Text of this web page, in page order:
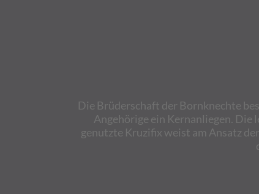
Die Brüderschaft der Bornknechte
Angehörige ein Kernanliegen.
genutzte Kruzifix weist am Ansatz